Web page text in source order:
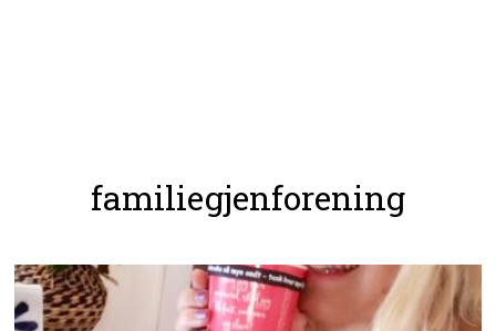
familiegjenforening